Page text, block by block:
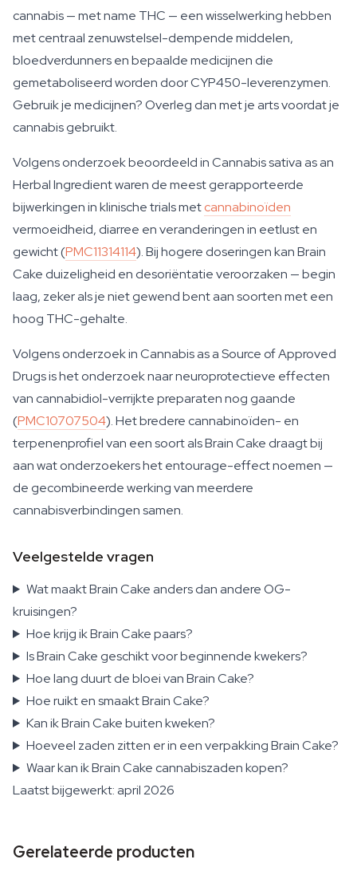
cannabis — met name THC — een wisselwerking hebben
met centraal zenuwstelsel-dempende middelen,
bloedverdunners en bepaalde medicijnen die
gemetaboliseerd worden door CYP450-leverenzymen.
Gebruik je medicijnen? Overleg dan met je arts voordat je
cannabis gebruikt.
Volgens onderzoek beoordeeld inCannabis sativa as an
Herbal Ingredientwaren de meest gerapporteerde
bijwerkingen in klinische trials metcannabinoïden
vermoeidheid, diarree en veranderingen in eetlust en
gewicht (PMC11314114). Bij hogere doseringen kan Brain
Cake duizeligheid en desoriëntatie veroorzaken — begin
laag, zeker als je niet gewend bent aan soorten met een
hoog THC-gehalte.
Volgens onderzoek inCannabis as a Source of Approved
Drugsis het onderzoek naar neuroprotectieve effecten
van cannabidiol-verrijkte preparaten nog gaande
(PMC10707504). Het bredere cannabinoïden- en
terpenenprofiel van een soort als Brain Cake draagt bij
aan wat onderzoekers het entourage-effect noemen —
de gecombineerde werking van meerdere
cannabisverbindingen samen.
Veelgestelde vragen
Wat maakt Brain Cake anders dan andere OG-
kruisingen?
Hoe krijg ik Brain Cake paars?
Is Brain Cake geschikt voor beginnende kwekers?
Hoe lang duurt de bloei van Brain Cake?
Hoe ruikt en smaakt Brain Cake?
Kan ik Brain Cake buiten kweken?
Hoeveel zaden zitten er in een verpakking Brain Cake?
Waar kan ik Brain Cake cannabiszaden kopen?
Laatst bijgewerkt: april 2026
Gerelateerde producten